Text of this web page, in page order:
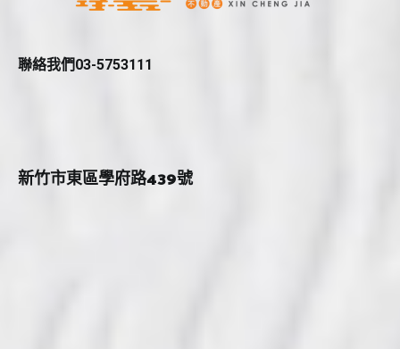
聯絡我們03-5753111
新竹市東區學府路439號